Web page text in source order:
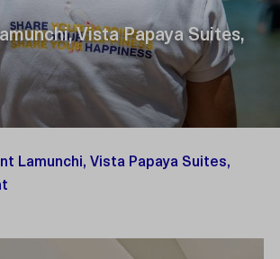
Vista Papaya Suites,
Lamunchi, Vista Papaya Suites,